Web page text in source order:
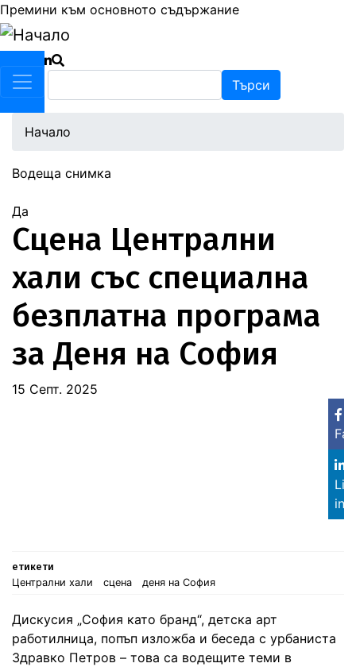
Премини към основното съдържание
Търси
Начало
Водеща снимка
Да
Сцена Централни
хали със специална
безплатна програма
за Деня на София
15 Септ. 2025
in
етикети
Централни хали
сцена деня на София
Дискусия „София като бранд“, детска арт
работилница, попъп изложба и беседа с урбаниста
Здравко Петров – това са водещите теми в